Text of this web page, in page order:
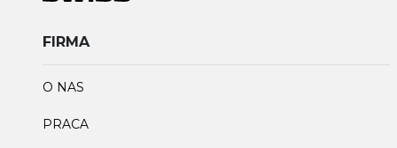
FIRMA
O NAS
PRACA